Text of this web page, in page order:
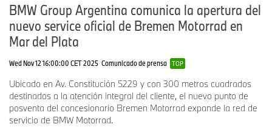
BMW Group Argentina comunica la apertura del
nuevo service oficial de Bremen Motorrad en
Mar del Plata
Wed Nov 12 16:00:00 CET 2025 Comunicado de prensa TOP
Ubicado en Av. Constitución 5229 y con 300 metros cuadrados
destinados a la atención integral del cliente, el nuevo punto de
posventa del concesionario Bremen Motorrad expande la red de
servicio de BMW Motorrad.